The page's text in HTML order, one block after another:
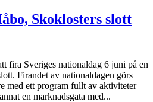
Skoklosters slott
fira Sveriges nationaldag 6 juni på en
Firandet av nationaldagen görs
med ett program fullt av aktiviteter
en marknadsgata med...